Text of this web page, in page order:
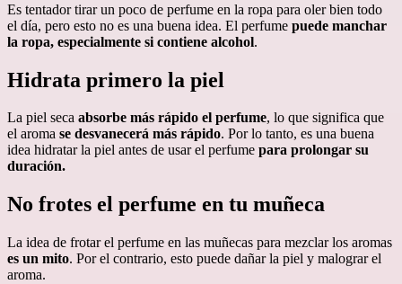
Es tentador tirar un poco de perfume en la ropa para oler bien todo
el día, pero esto no es una buena idea. El perfume puede manchar
la ropa, especialmente si contiene alcohol.
Hidrata primero la piel
La piel seca absorbe más rápido el perfume, lo que significa que
el aroma se desvanecerá más rápido. Por lo tanto, es una buena
idea hidratar la piel antes de usar el perfume para prolongar su
duración.
No frotes el perfume en tu muñeca
La idea de frotar el perfume en las muñecas para mezclar los aromas
es un mito. Por el contrario, esto puede dañar la piel y malograr el
aroma.